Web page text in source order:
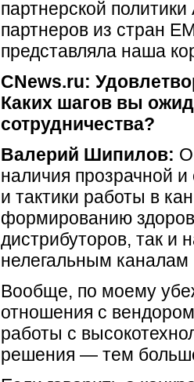
партнерской
партнеров из стран
представляла наша
CNews.ru:
Каких шагов вы
сотрудничества?
Валерий Шипилов:
наличия прозрачной
и тактики работы в
формированию
дистрибуторов, так и
нелегальным каналам
Вообще, по моему
отношения с
работы с
решения — тем